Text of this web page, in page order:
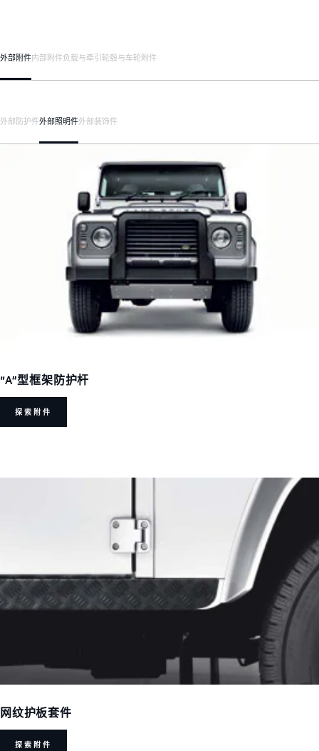
外部附件内部附件负载与牵引轮毂与车轮附件
外部防护件外部照明件外部装饰件
“A”型框架防护杆
探索附件
网纹护板套件
探索附件